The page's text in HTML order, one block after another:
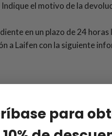
el motivo de la
en un plazo de 24 horas
a Laifen con la siguiente
para